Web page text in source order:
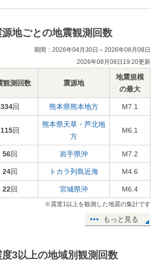
源地ごとの地震観測回数
期間：2026年04月30日～2026年08月08日
2026年08月08日19:20更新
観測回数 震源地
地震規模
の最大
334回 熊本県熊本地方 M7.1
115回
熊本県天草・芦北地
方
M6.1
56回 岩手県沖 M7.2
24回 トカラ列島近海 M4.6
22回 宮城県沖 M6.4
※震度1以上を観測した地震の集計です
もっと見る
度3以上の地域別観測回数